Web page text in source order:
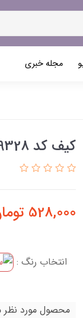
مجله خبری
کیف کد 9328
528,000
انتخاب رنگ :
محصول مورد نظر